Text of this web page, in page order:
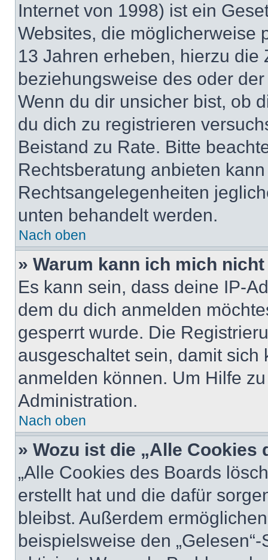
Internet von 1998) ist ein
Websites, die möglicherweise
13 Jahren erheben, hierzu die
beziehungsweise des oder
Wenn du dir unsicher bist, ob
du dich zu registrieren
Beistand zu Rate. Bitte
Rechtsberatung anbieten
Rechtsangelegenheiten
unten behandelt werden.
Nach oben
» Warum kann ich mich
Es kann sein, dass deine IP-
dem du dich anmelden
gesperrt wurde. Die
ausgeschaltet sein, damit
anmelden können. Um Hilfe
Administration.
Nach oben
» Wozu ist die „Alle
„Alle Cookies des Boards
erstellt hat und die dafür
bleibst. Außerdem
beispielsweise den